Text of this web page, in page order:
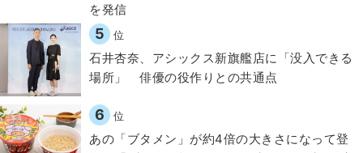
を発信
5 位
石井杏奈、アシックス新旗艦店に「没入できる
場所」 俳優の役作りとの共通点
6 位
あの「ブタメン」が約4倍の大きさになって登